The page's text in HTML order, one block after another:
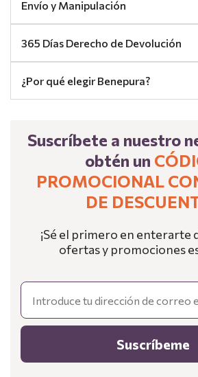
Envío y Manipulación
365 Días Derecho de Devolución
¿Por qué elegir Benepura?
Suscríbete a nuestro
obtén un
PROMOCIONAL
DE
¡Sé el primero en enterarte
ofertas y promociones
Email
Suscríbeme